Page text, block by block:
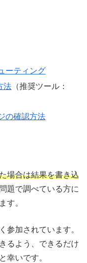
ーティング
法 （推奨ツール：
の確認方法
場合は結果を書き込
題で調べている方に
す。
参加されています。
るよう、できるだけ
幸いです。